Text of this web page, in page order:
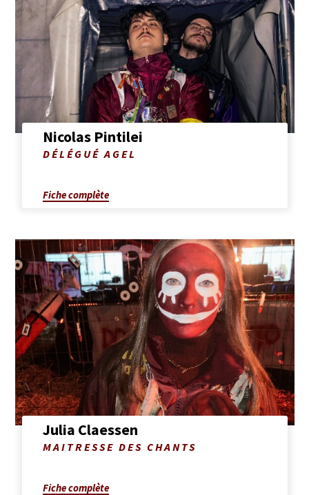
complète
de
Nicolas
Pintilei
Photo
Pintilei
Nicolas Pintilei
DÉLÉGUÉ AGEL
Fiche complète
Afficher
la
fiche
complète
de
Julia
Claessen
Photo
Claessen
Julia Claessen
MAITRESSE DES CHANTS
Fiche complète